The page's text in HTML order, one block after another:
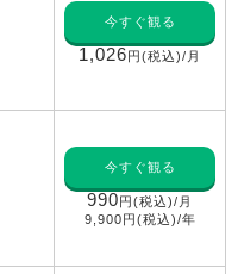
今すぐ観る
1,026円(税込)/月
今すぐ観る
990円(税込)/月
9,900円(税込)/年